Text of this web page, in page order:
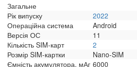
Загальне
Рік випуску
2022
Операційна система
Android
Версія ОС
11
Кількість SIM-карт
2
Розмір SIM-картки
Nano-SIM
Ємність акумулятора, мАг 6000